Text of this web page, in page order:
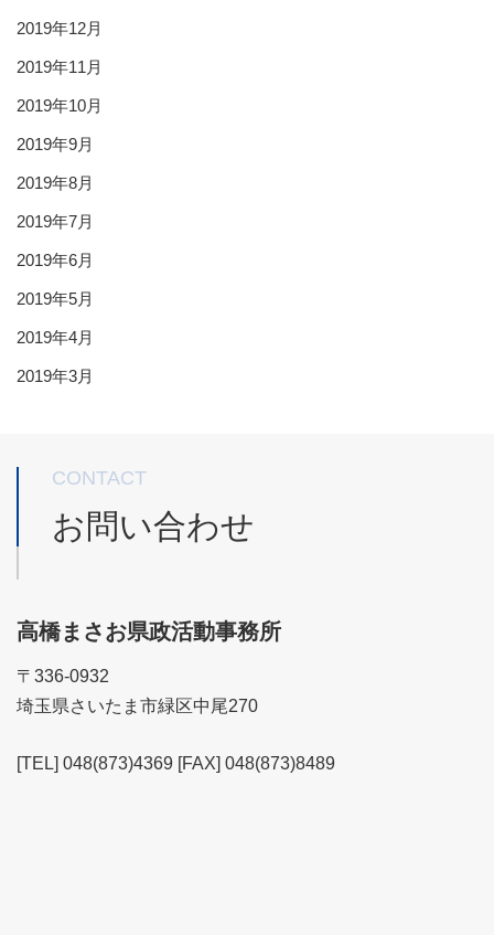
2019年12月
2019年11月
2019年10月
2019年9月
2019年8月
2019年7月
2019年6月
2019年5月
2019年4月
2019年3月
CONTACT
お問い合わせ
高橋まさお県政活動事務所
〒336-0932
埼玉県さいたま市緑区中尾270
[TEL] 048(873)4369 [FAX] 048(873)8489